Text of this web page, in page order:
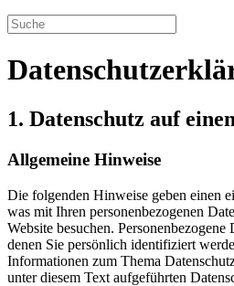
1. Datenschutz auf
Allgemeine Hinweise
Die folgenden Hinweise geben einen
was mit Ihren personenbezogenen
Website besuchen.
denen Sie persönlich identifiziert
Informationen zum Thema
unter diesem Text aufgeführten